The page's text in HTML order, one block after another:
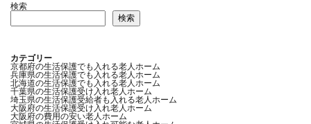
検索
検索
カテゴリー
京都府の生活保護でも入れる老人ホーム
兵庫県の生活保護でも入れる老人ホーム
北海道の生活保護でも入れる老人ホーム
千葉県の生活保護受け入れ老人ホーム
埼玉県の生活保護受給者も入れる老人ホーム
大阪府の生活保護受け入れ老人ホーム
大阪府の費用の安い老人ホーム